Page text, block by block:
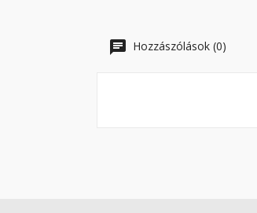
Hozzászólások (0)